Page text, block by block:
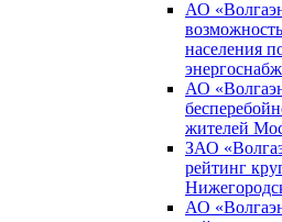
АО
населения
АО
жителей
ЗАО
рейтинг
АО